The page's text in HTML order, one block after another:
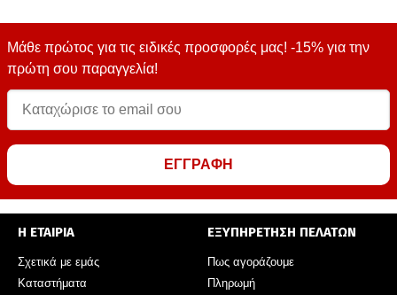
Μάθε πρώτος για τις ειδικές προσφορές μας! -15% για την
πρώτη σου παραγγελία!
ΕΓΓΡΑΦΗ
Η ΕΤΑΙΡΙΑ
Σχετικά με εμάς
Καταστήματα
ΕΞΥΠΗΡΕΤΗΣΗ ΠΕΛΑΤΩΝ
Πως αγοράζουμε
Πληρωμή